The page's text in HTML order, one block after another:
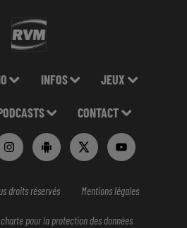
INFOS JEUX
CONTACT
droits réservés Mentions légales
pour la protection des données